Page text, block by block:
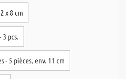
x 8 cm
pcs.
5 pièces, env. 11 cm